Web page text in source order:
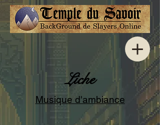
Liche
Musique d'ambiance